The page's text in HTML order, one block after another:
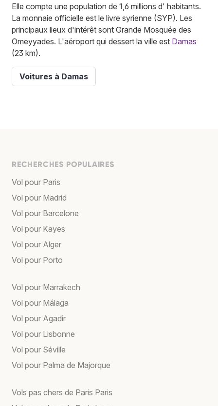
Elle compte une population de 1,6 millions d' habitants.
La monnaie officielle est le livre syrienne (SYP). Les
principaux lieux d'intérêt sont Grande Mosquée des
Omeyyades. L'aéroport qui dessert la ville est Damas
(23 km).
Voitures à Damas
RECHERCHES POPULAIRES
Vol pour Paris
Vol pour Madrid
Vol pour Barcelone
Vol pour Kayes
Vol pour Alger
Vol pour Porto
Vol pour Marrakech
Vol pour Málaga
Vol pour Agadir
Vol pour Lisbonne
Vol pour Séville
Vol pour Palma de Majorque
Vols pas chers de Paris Paris